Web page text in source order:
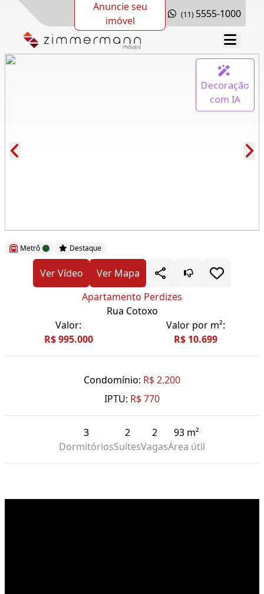
Anuncie seu
imóvel
(11) 5555-1000
Decoração
com IA
Metrô Destaque
Ver Vídeo
Ver Mapa
Apartamento Perdizes
Rua Cotoxo
Valor:
R$ 995.000
Valor por m²:
R$ 10.699
Condomínio: R$ 2.200
IPTU: R$ 770
3
Dormitórios
2
Suítes
2
Vagas
93 m²
Área útil